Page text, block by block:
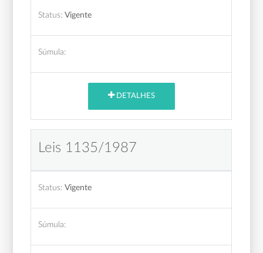
Status: Vigente
Súmula:
DETALHES
Leis 1135/1987
Status: Vigente
Súmula: